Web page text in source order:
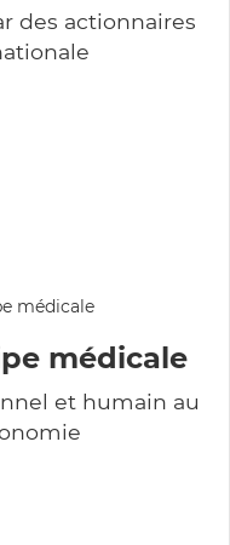
des actionnaires
médicale
et humain au